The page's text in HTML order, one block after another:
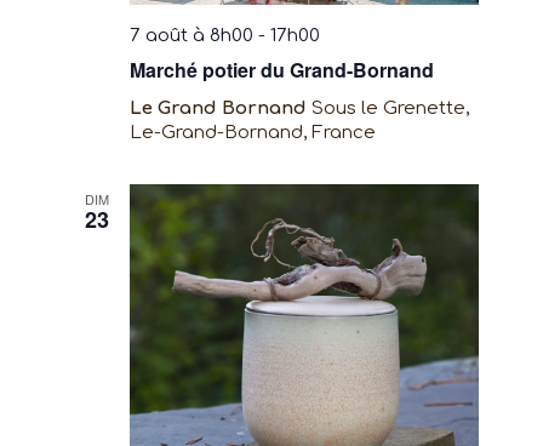
Marché potier du Grand-Bornand
7 août à 8h00 -17h00
Le Grand BornandSous le Grenette,
Le-Grand-Bornand, France
DIM
23